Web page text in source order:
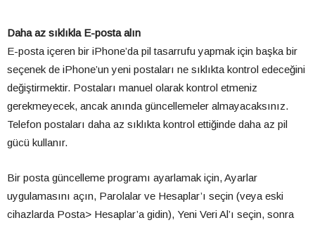
Daha az sıklıkla E-posta alın
E-posta içeren bir iPhone’da pil tasarrufu yapmak için başka bir
seçenek de iPhone’un yeni postaları ne sıklıkta kontrol edeceğini
değiştirmektir. Postaları manuel olarak kontrol etmeniz
gerekmeyecek, ancak anında güncellemeler almayacaksınız.
Telefon postaları daha az sıklıkta kontrol ettiğinde daha az pil
gücü kullanır.
Bir posta güncelleme programı ayarlamak için, Ayarlar
uygulamasını açın, Parolalar ve Hesaplar’ı seçin (veya eski
cihazlarda Posta> Hesaplar’a gidin), Yeni Veri Al’ı seçin, sonra